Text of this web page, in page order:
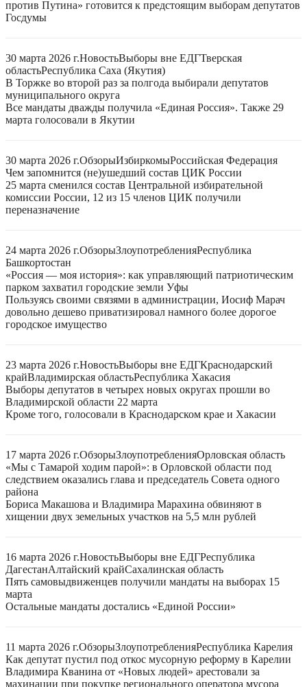
против Путина» готовится к предстоящим выборам депутатов
Госдумы
30 марта 2026 г.НовостьВыборы вне ЕДГТверская
областьРеспублика Саха (Якутия)
В Торжке во второй раз за полгода выбирали депутатов
муниципального округа
Все мандаты дважды получила «Единая Россия». Также 29
марта голосовали в Якутии
30 марта 2026 г.ОбзорыИзбиркомыРоссийская Федерация
Чем запомнится (не)ушедший состав ЦИК России
25 марта сменился состав Центральной избирательной
комиссии России, 12 из 15 членов ЦИК получили
переназначение
24 марта 2026 г.ОбзорыЗлоупотребленияРеспублика
Башкортостан
«Россия — моя история»: как управляющий патриотическим
парком захватил городские земли Уфы
Пользуясь своими связями в администрации, Иосиф Марач
довольно дешево приватизировал намного более дорогое
городское имущество
23 марта 2026 г.НовостьВыборы вне ЕДГКраснодарский
крайВладимирская областьРеспублика Хакасия
Выборы депутатов в четырех новых округах прошли во
Владимирской области 22 марта
Кроме того, голосовали в Краснодарском крае и Хакасии
17 марта 2026 г.ОбзорыЗлоупотребленияОрловская область
«Мы с Тамарой ходим парой»: в Орловской области под
следствием оказались глава и председатель Совета одного
района
Бориса Макашова и Владимира Марахина обвиняют в
хищении двух земельных участков на 5,5 млн рублей
16 марта 2026 г.НовостьВыборы вне ЕДГРеспублика
ДагестанАлтайский крайСахалинская область
Пять самовыдвиженцев получили мандаты на выборах 15
марта
Остальные мандаты достались «Единой России»
11 марта 2026 г.ОбзорыЗлоупотребленияРеспублика Карелия
Как депутат пустил под откос мусорную реформу в Карелии
Владимира Кванина от «Новых людей» арестовали за
махинации при покупке регионального оператора мусора